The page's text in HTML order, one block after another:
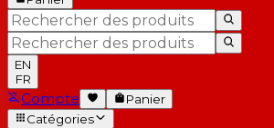
EN
FR
Compte
Panier
Catégories